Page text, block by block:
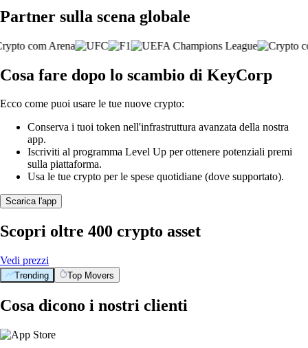
Partner sulla scena globale
Cosa fare dopo lo scambio di KeyCorp
Ecco come puoi usare le tue nuove crypto:
Conserva i tuoi token nell'infrastruttura avanzata della nostra
app.
Iscriviti al programma Level Up per ottenere potenziali premi
sulla piattaforma.
Usa le tue crypto per le spese quotidiane (dove supportato).
Scarica l'app
Scopri oltre 400 crypto asset
Vedi prezzi
Trending Top Movers
Cosa dicono i nostri clienti